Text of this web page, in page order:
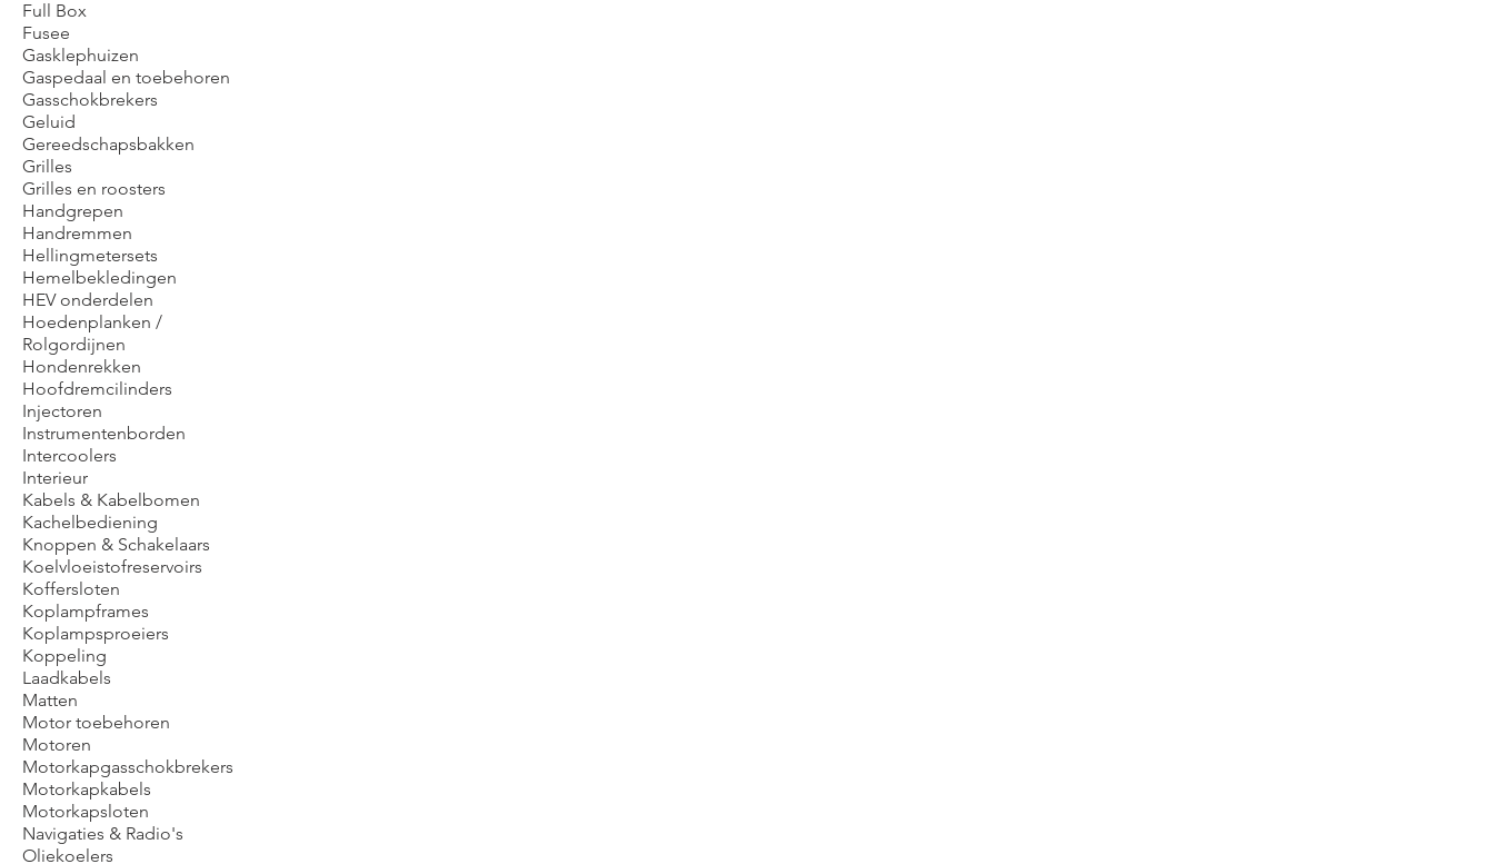
Full Box
Fusee
Gasklephuizen
Gaspedaal en toebehoren
Gasschokbrekers
Geluid
Gereedschapsbakken
Grilles
Grilles en roosters
Handgrepen
Handremmen
Hellingmetersets
Hemelbekledingen
HEV onderdelen
Hoedenplanken /
Rolgordijnen
Hondenrekken
Hoofdremcilinders
Injectoren
Instrumentenborden
Intercoolers
Interieur
Kabels & Kabelbomen
Kachelbediening
Knoppen & Schakelaars
Koelvloeistofreservoirs
Koffersloten
Koplampframes
Koplampsproeiers
Koppeling
Laadkabels
Matten
Motor toebehoren
Motoren
Motorkapgasschokbrekers
Motorkapkabels
Motorkapsloten
Navigaties & Radio's
Oliekoelers